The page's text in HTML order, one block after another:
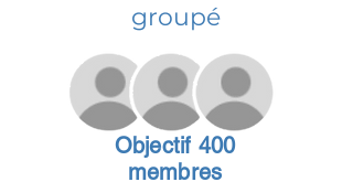
groupé
Objectif 400
membres